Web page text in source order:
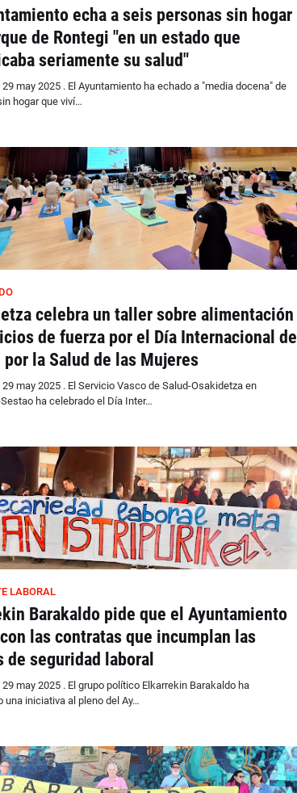
echa a seis personas sin hogar
de Rontegi "en un estado que
seriamente su salud"
29 may 2025 . El Ayuntamiento ha echado a "media docena" de
hogar que viví…
celebra un taller sobre alimentación
de fuerza por el Día Internacional de
la Salud de las Mujeres
29 may 2025 . El Servicio Vasco de Salud-Osakidetza en
ha celebrado el Día Inter…
LABORAL
Barakaldo pide que el Ayuntamiento
las contratas que incumplan las
de seguridad laboral
29 may 2025 . El grupo político Elkarrekin Barakaldo ha
una iniciativa al pleno del Ay…